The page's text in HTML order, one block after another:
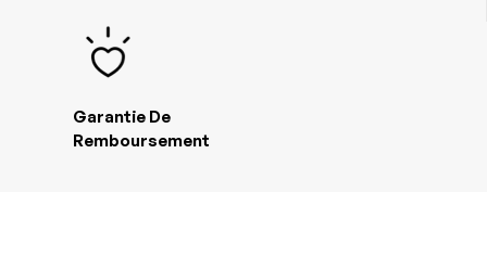
Garantie De
Remboursement